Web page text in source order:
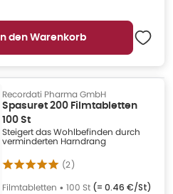
In den Warenkorb
Recordati Pharma GmbH
Spasuret 200 Filmtabletten
100 St
Steigert das Wohlbefinden durch
verminderten Harndrang
(2)
Filmtabletten • 100 St (= 0.46 €/St)